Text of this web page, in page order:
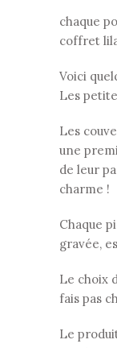
chaque
coffret
Voici
Les
Les
une
de leur
charme !
Chaque
gravée,
Le choix
fais pas
Le